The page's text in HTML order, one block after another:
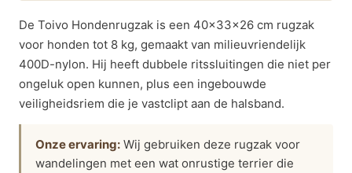
De Toivo Hondenrugzak is een 40x33x26 cm rugzak
voor honden tot 8 kg, gemaakt van milieuvriendelijk
400D-nylon. Hij heeft dubbele ritssluitingen die niet per
ongeluk open kunnen, plus een ingebouwde
veiligheidsriem die je vastclipt aan de halsband.
Onze ervaring: Wij gebruiken deze rugzak voor
wandelingen met een wat onrustige terrier die